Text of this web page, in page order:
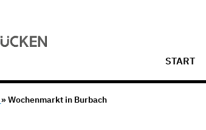
START
» Wochenmarkt in Burbach